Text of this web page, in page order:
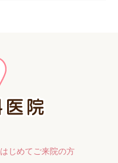
はじめてご来院の方